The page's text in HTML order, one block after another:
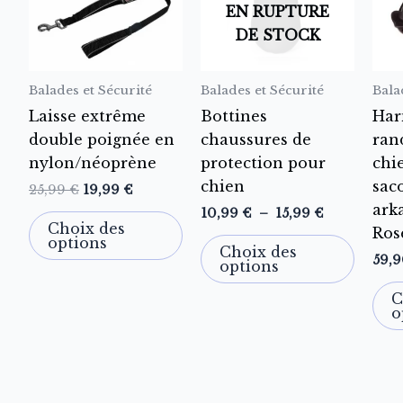
Balades et Sécurité
Laisse extrême
double poignée en
nylon/néoprène
25,99€ 19,99 €
Choix des
options
variations.
peuvent
être
choisies
sur
page
du
produit
EN RUPTURE
DE STOCK
Balades et Sécurité
Bottines
chaussures de
protection pour
chien
10,99 € – 15,99 €
15,99 €
Choix des
options
être
sur
page
du